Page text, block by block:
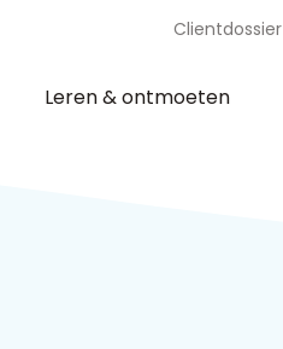
Clientdossier
Leren & ontmoeten